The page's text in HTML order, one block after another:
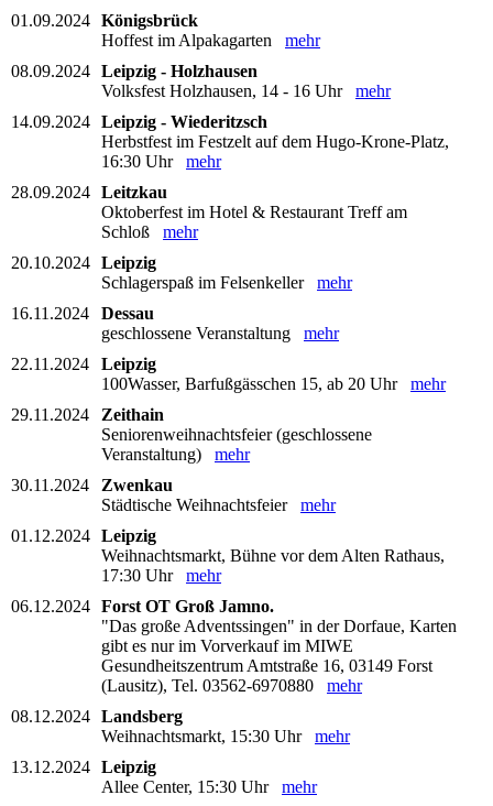
01.09.2024 Königsbrück
Hoffest im Alpakagarten mehr
08.09.2024 Leipzig - Holzhausen
Volksfest Holzhausen, 14 - 16 Uhr mehr
14.09.2024 Leipzig - Wiederitzsch
Herbstfest im Festzelt auf dem Hugo-Krone-Platz,
16:30 Uhr mehr
28.09.2024 Leitzkau
Oktoberfest im Hotel & Restaurant Treff am
Schloß mehr
20.10.2024 Leipzig
Schlagerspaß im Felsenkeller mehr
16.11.2024
Dessau
geschlossene Veranstaltung mehr
22.11.2024
Leipzig
100Wasser, Barfußgässchen 15, ab 20 Uhr mehr
29.11.2024
Zeithain
Seniorenweihnachtsfeier (geschlossene
Veranstaltung) mehr
30.11.2024
Zwenkau
Städtische Weihnachtsfeier mehr
01.12.2024 Leipzig
Weihnachtsmarkt, Bühne vor dem Alten Rathaus,
17:30 Uhr mehr
06.12.2024 Forst OT Groß Jamno.
"Das große Adventssingen" in der Dorfaue, Karten
gibt es nur im Vorverkauf im MIWE
Gesundheitszentrum Amtstraße 16, 03149 Forst
(Lausitz), Tel. 03562-6970880 mehr
08.12.2024 Landsberg
Weihnachtsmarkt, 15:30 Uhr mehr
13.12.2024 Leipzig
Allee Center, 15:30 Uhr mehr